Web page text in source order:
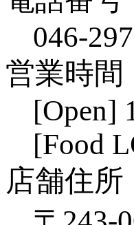
046-
営業時間
[Open]
[Food
店舗住所